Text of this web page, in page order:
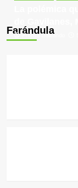
Farándula
Prensa Dateando